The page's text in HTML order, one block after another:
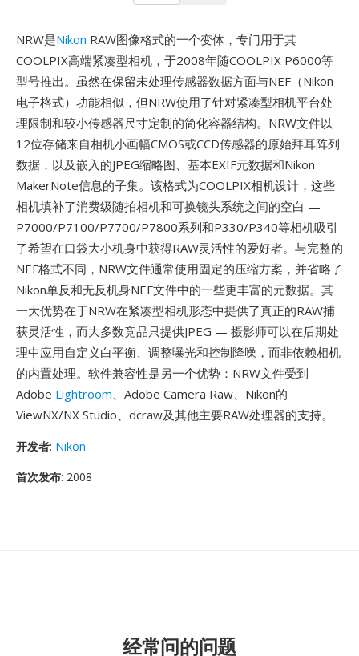
NRW是Nikon RAW图像格式的一个变体，专门用于其
COOLPIX高端紧凑型相机，于2008年随COOLPIX P6000等
型号推出。虽然在保留未处理传感器数据方面与NEF（Nikon
电子格式）功能相似，但NRW使用了针对紧凑型相机平台处
理限制和较小传感器尺寸定制的简化容器结构。NRW文件以
12位存储来自相机小画幅CMOS或CCD传感器的原始拜耳阵列
数据，以及嵌入的JPEG缩略图、基本EXIF元数据和Nikon
MakerNote信息的子集。该格式为COOLPIX相机设计，这些
相机填补了消费级随拍相机和可换镜头系统之间的空白 —
P7000/P7100/P7700/P7800系列和P330/P340等相机吸引
了希望在口袋大小机身中获得RAW灵活性的爱好者。与完整的
NEF格式不同，NRW文件通常使用固定的压缩方案，并省略了
Nikon单反和无反机身NEF文件中的一些更丰富的元数据。其
一大优势在于NRW在紧凑型相机形态中提供了真正的RAW捕
获灵活性，而大多数竞品只提供JPEG — 摄影师可以在后期处
理中应用自定义白平衡、调整曝光和控制降噪，而非依赖相机
的内置处理。软件兼容性是另一个优势：NRW文件受到
Adobe Lightroom、Adobe Camera Raw、Nikon的
ViewNX/NX Studio、dcraw及其他主要RAW处理器的支持。
开发者: Nikon
首次发布: 2008
经常问的问题